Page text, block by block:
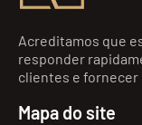
Acreditamos que
responder
clientes e fornecer
Mapa do site